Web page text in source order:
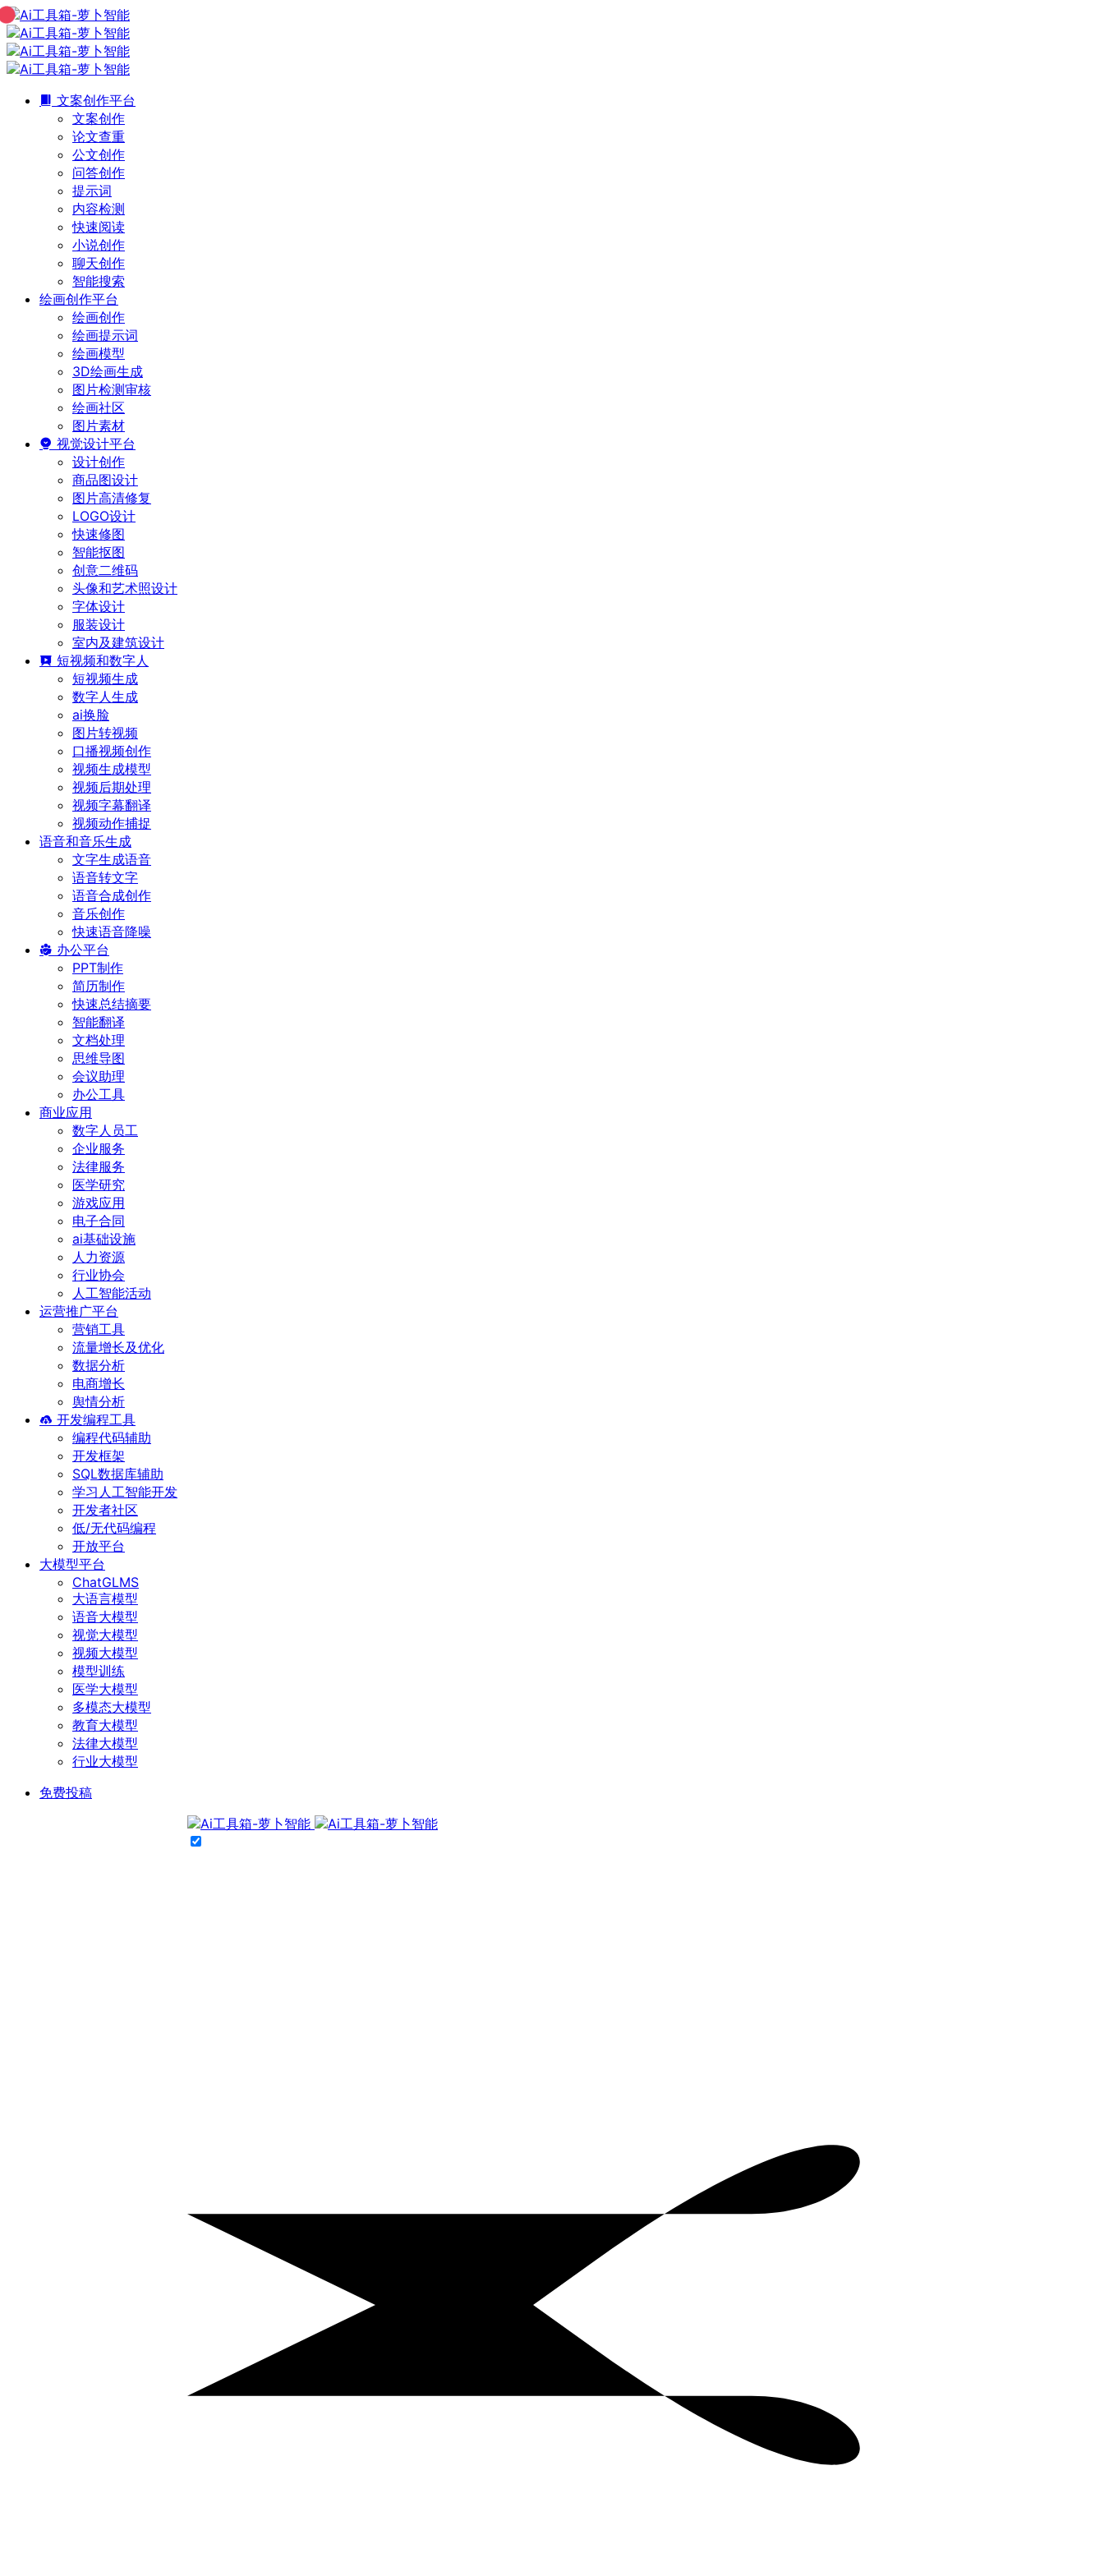
文案创作平台
文案创作
论文查重
公文创作
问答创作
提示词
内容检测
快速阅读
小说创作
聊天创作
智能搜索
绘画创作平台
绘画创作
绘画提示词
绘画模型
3D绘画生成
图片检测审核
绘画社区
图片素材
视觉设计平台
设计创作
商品图设计
图片高清修复
LOGO设计
快速修图
智能抠图
创意二维码
头像和艺术照设计
字体设计
服装设计
室内及建筑设计
短视频和数字人
短视频生成
数字人生成
ai换脸
图片转视频
口播视频创作
视频生成模型
视频后期处理
视频字幕翻译
视频动作捕捉
语音和音乐生成
文字生成语音
语音转文字
语音合成创作
音乐创作
快速语音降噪
办公平台
PPT制作
简历制作
快速总结摘要
智能翻译
文档处理
思维导图
会议助理
办公工具
商业应用
数字人员工
企业服务
法律服务
医学研究
游戏应用
电子合同
ai基础设施
人力资源
行业协会
人工智能活动
运营推广平台
营销工具
流量增长及优化
数据分析
电商增长
舆情分析
开发编程工具
编程代码辅助
开发框架
SQL数据库辅助
学习人工智能开发
开发者社区
低/无代码编程
开放平台
大模型平台
ChatGLMS
大语言模型
语音大模型
视觉大模型
视频大模型
模型训练
医学大模型
多模态大模型
教育大模型
法律大模型
行业大模型
免费投稿